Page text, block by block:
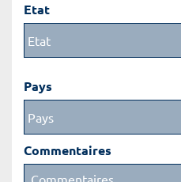
Etat
Pays
Commentaires